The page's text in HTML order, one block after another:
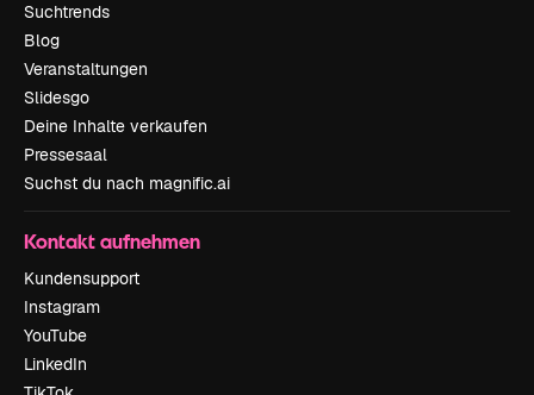
Suchtrends
Blog
Veranstaltungen
Slidesgo
Deine Inhalte verkaufen
Pressesaal
Suchst du nach magnific.ai
Kontakt aufnehmen
Kundensupport
Instagram
YouTube
LinkedIn